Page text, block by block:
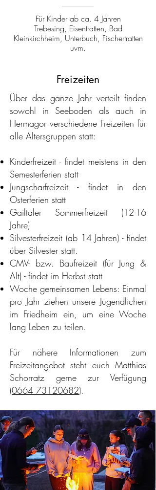
Für Kinder ab ca. 4 Jahren
Trebesing, Eisentratten, Bad
Kleinkirchheim, Unterbuch, Fischertratten
uvm.
Freizeiten
Über das ganze Jahr verteilt finden
sowohl in Seeboden als auch in
Hermagor verschiedene Freizeiten für
alle Altersgruppen statt:
Kinderfreizeit - findet meistens in den
Semesterferien statt
Jungscharfreizeit - findet in den
Osterferien statt
Gailtaler Sommerfreizeit (12-16
Jahre)
Silvesterfreizeit (ab 14 Jahren) - findet
über Silvester statt.
CMV- bzw. Baufreizeit (für Jung &
Alt) - findet im Herbst statt
Woche gemeinsamen Lebens: Einmal
pro Jahr ziehen unsere Jugendlichen
im Friedheim ein, um eine Woche
lang Leben zu teilen.
Für nähere Informationen zum
Freizeitangebot steht euch Matthias
Schorratz gerne zur Verfügung
(0664 73120682).